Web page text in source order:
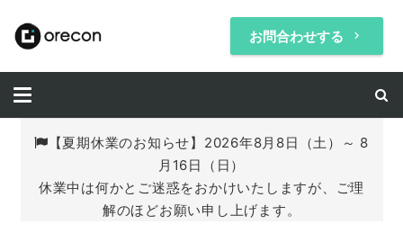
お問合わせする keyboard_arrow_right
【夏期休業のお知らせ】2026年8月8日（土）～ 8
月16日（日）
休業中は何かとご迷惑をおかけいたしますが、ご理
解のほどお願い申し上げます。